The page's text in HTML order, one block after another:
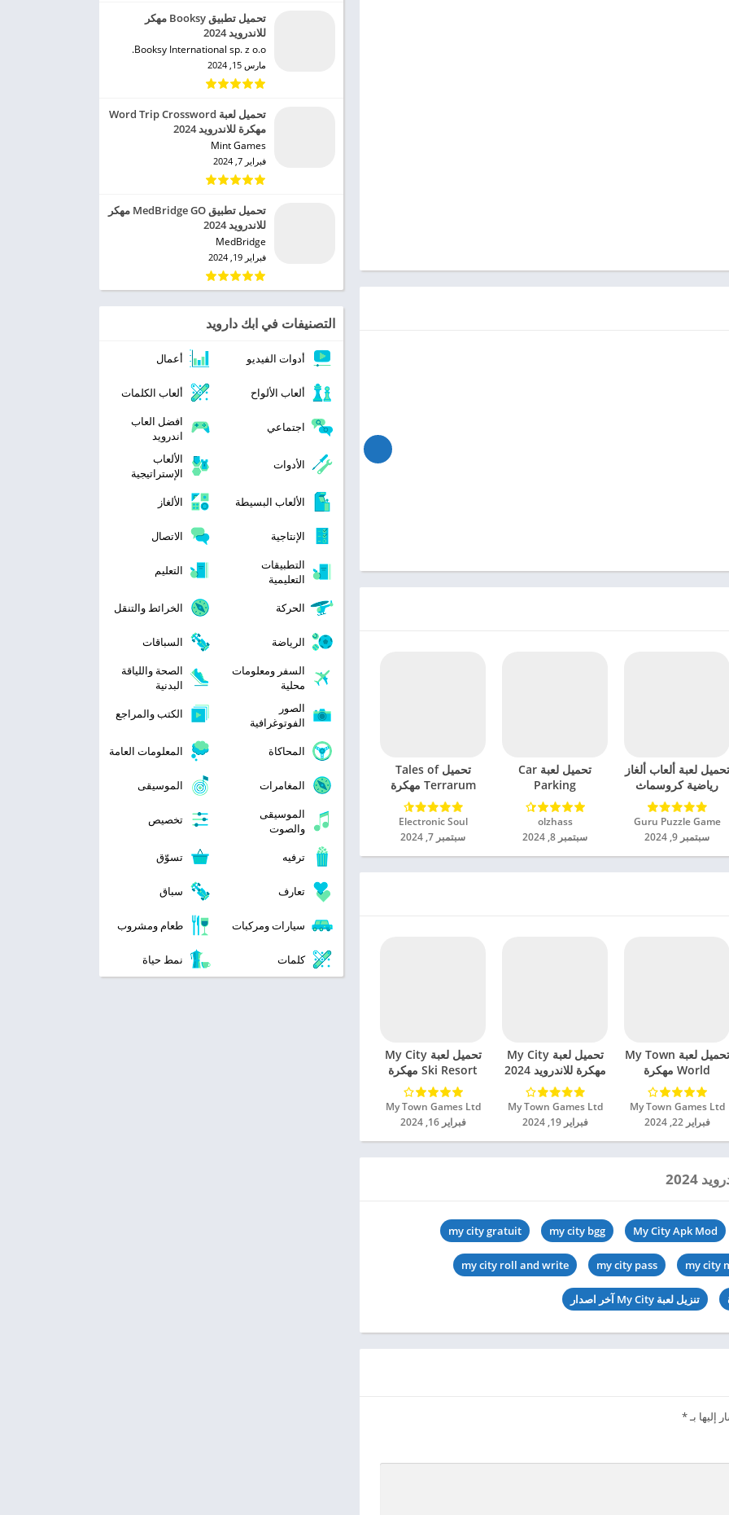
تحميل لعبة ألعاب ألغاز
رياضية كروسماث
مهكرة للاندرويد 2024
Guru Puzzle Game‏
سبتمبر 9, 2024
تحميل لعبة Car
Parking
Multiplayer 2
مهكرة للاندرويد 2024
olzhass‏
سبتمبر 8, 2024
تحميل Tales of
Terrarum مهكرة
للاندرويد 2024
Electronic Soul‏
سبتمبر 7, 2024
تحميل لعبة My Town
World مهكرة
للاندرويد 2024
My Town Games Ltd‏
فبراير 22, 2024
تحميل لعبة My City
مهكرة للاندرويد 2024
My Town Games Ltd‏
فبراير 19, 2024
تحميل لعبة My City
Ski Resort مهكرة
للاندرويد 2024
My Town Games Ltd‏
فبراير 16, 2024
My City Apk Mod
my city bgg
my city gratuit
my city
my city pass
my city roll and write
تنزيل لعبة My City آخر اصدار
إليها بـ*
تحميل تطبيق Booksy مهكر
للاندرويد 2024
Booksy International sp. z o.o.‏
مارس 15, 2024
تحميل لعبة Word Trip Crossword
مهكرة للاندرويد 2024
Mint Games‏
فبراير 7, 2024
تحميل تطبيق MedBridge GO مهكر
للاندرويد 2024
MedBridge‏
فبراير 19, 2024
التصنيفات في ابك دارويد
أدوات الفيديو أعمال
ألعاب الألواح ألعاب الكلمات
اجتماعي
افضل العاب
اندرويد
الأدوات
الألعاب
الإستراتيجية
الألعاب البسيطة
الألغاز
الإنتاجية
الاتصال
التطبيقات
التعليمية
التعليم
الحركة الخرائط والتنقل
الرياضة
السباقات
السفر ومعلومات
محلية
الصحة واللياقة
البدنية
الصور
الفوتوغرافية
الكتب والمراجع
المحاكاة المعلومات العامة
المغامرات
الموسيقى
الموسيقى
والصوت
تخصيص
ترفيه تسوّق
تعارف سباق
سيارات ومركبات طعام ومشروب
كلمات نمط حياة